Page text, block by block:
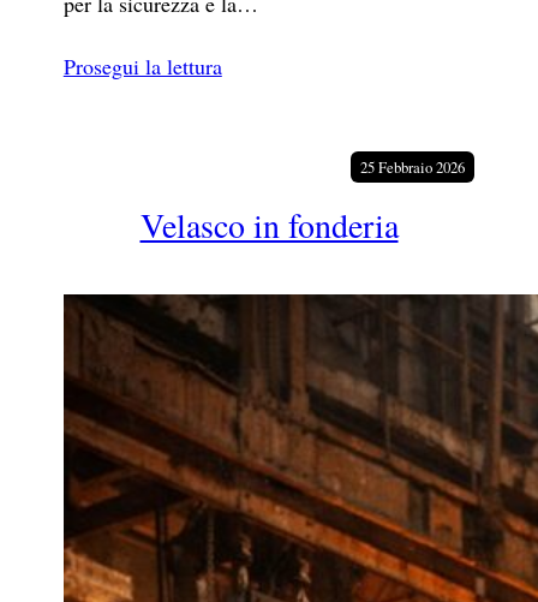
Prosegui la lettura
25 Febbraio 2026
Velasco in fonderia